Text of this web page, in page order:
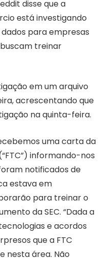
disse que a
está investigando
para empresas
treinar
em um arquivo
acrescentando que
na quinta-feira.
uma carta da
informando-nos
notificados de
estava em
para treinar o
da SEC. “Dada a
e acordos
que a FTC
nesta área. Não